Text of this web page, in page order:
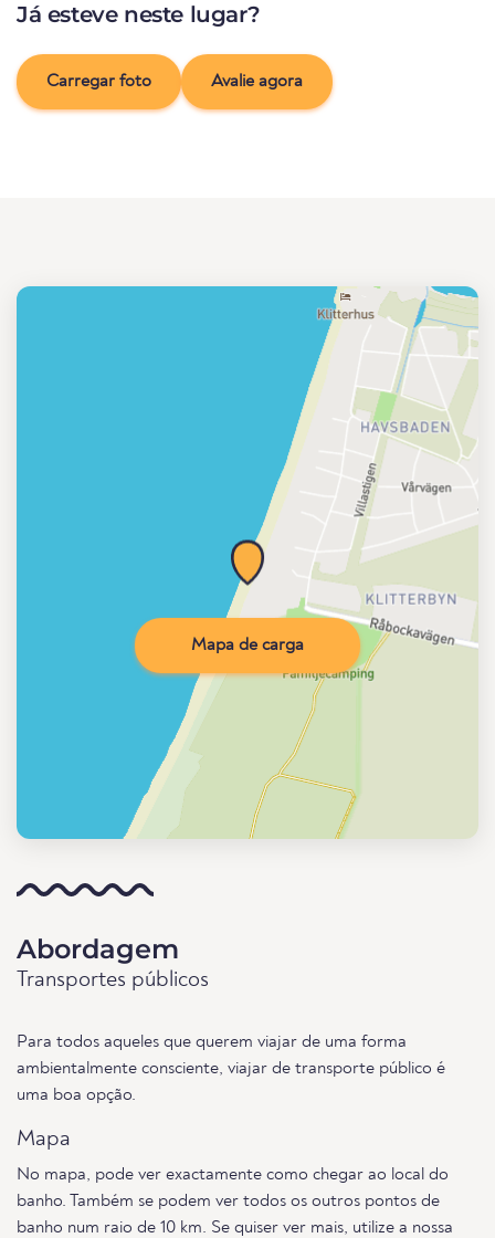
Já esteve neste lugar?
Carregar foto Avalie agora
Mapa de carga
Abordagem
Transportes públicos
Para todos aqueles que querem viajar de uma forma
ambientalmente consciente, viajar de transporte público é
uma boa opção.
Mapa
No mapa, pode ver exactamente como chegar ao local do
banho. Também se podem ver todos os outros pontos de
banho num raio de 10 km. Se quiser ver mais, utilize a nossa